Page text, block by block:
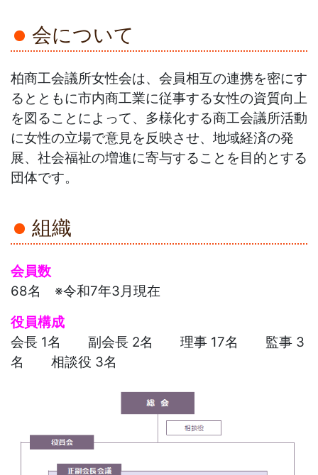
会について
柏商工会議所女性会は、会員相互の連携を密にす
るとともに市内商工業に従事する女性の資質向上
を図ることによって、多様化する商工会議所活動
に女性の立場で意見を反映させ、地域経済の発
展、社会福祉の増進に寄与することを目的とする
団体です。
組織
会員数
68名 ※令和7年3月現在
役員構成
会長 1名 副会長 2名 理事 17名 監事 3
名 相談役 3名